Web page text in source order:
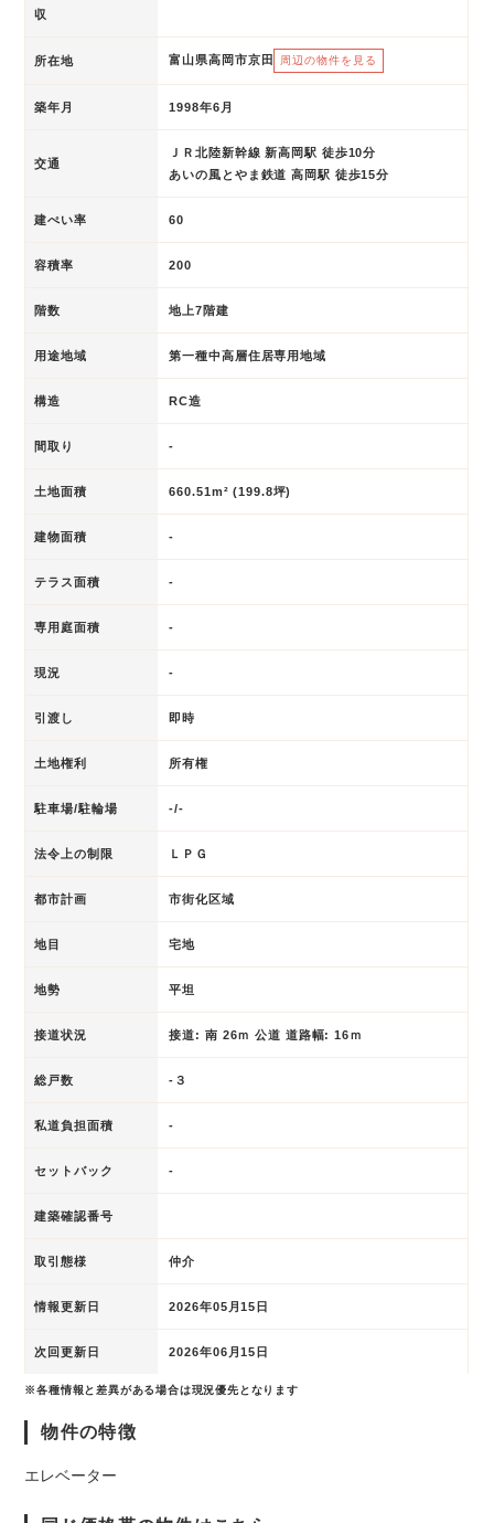
収
所在地 富山県高岡市京田 周辺の物件を見る
築年月 1998年6月
交通
ＪＲ北陸新幹線 新高岡駅 徒歩10分
あいの風とやま鉄道 高岡駅 徒歩15分
建ぺい率 60
容積率 200
階数 地上7階建
用途地域 第一種中高層住居専用地域
構造 RC造
間取り -
土地面積 660.51m² (199.8坪)
建物面積 -
テラス面積 -
専用庭面積 -
現況 -
引渡し 即時
土地権利 所有権
駐車場/駐輪場 -/-
法令上の制限 ＬＰＧ
都市計画 市街化区域
地目 宅地
地勢 平坦
接道状況 接道: 南 26ｍ 公道 道路幅: 16ｍ
総戸数 -３
私道負担面積 -
セットバック -
建築確認番号
取引態様 仲介
情報更新日 2026年05月15日
次回更新日 2026年06月15日
※各種情報と差異がある場合は現況優先となります
物件の特徴
エレベーター